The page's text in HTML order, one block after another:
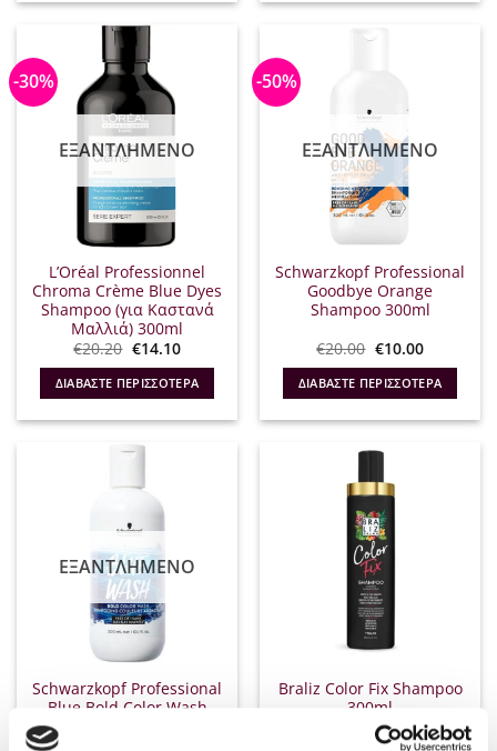
-30%
ΕΞΑΝΤΛΗΜΈΝΟ
L’Oréal Professionnel
Chroma Crème Blue Dyes
Shampoo (για Καστανά
Μαλλιά) 300ml
€20.20 Original
price
was:
€20.20.
€14.10Η
τιμή
είναι:
€14.10.
ΔΙΑΒΆΣΤΕ ΠΕΡΙΣΣΌΤΕΡΑ
-50%
ΕΞΑΝΤΛΗΜΈΝΟ
Schwarzkopf Professional
Goodbye Orange
Shampoo 300ml
€20.00 Original
price
was:
€20.00.
€10.00Η
τιμή
είναι:
€10.00.
ΔΙΑΒΆΣΤΕ ΠΕΡΙΣΣΌΤΕΡΑ
ΕΞΑΝΤΛΗΜΈΝΟ
Schwarzkopf Professional
Blue Bold Color Wash
Braliz Color Fix Shampoo
300ml
22.00